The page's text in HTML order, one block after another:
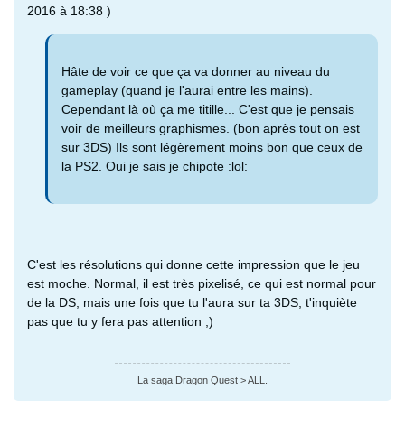
2016 à 18:38 )
Hâte de voir ce que ça va donner au niveau du
gameplay (quand je l'aurai entre les mains).
Cependant là où ça me titille... C'est que je pensais
voir de meilleurs graphismes. (bon après tout on est
sur 3DS) Ils sont légèrement moins bon que ceux de
la PS2. Oui je sais je chipote :lol:
C'est les résolutions qui donne cette impression que le jeu
est moche. Normal, il est très pixelisé, ce qui est normal pour
de la DS, mais une fois que tu l'aura sur ta 3DS, t'inquiète
pas que tu y fera pas attention ;)
La saga Dragon Quest > ALL.